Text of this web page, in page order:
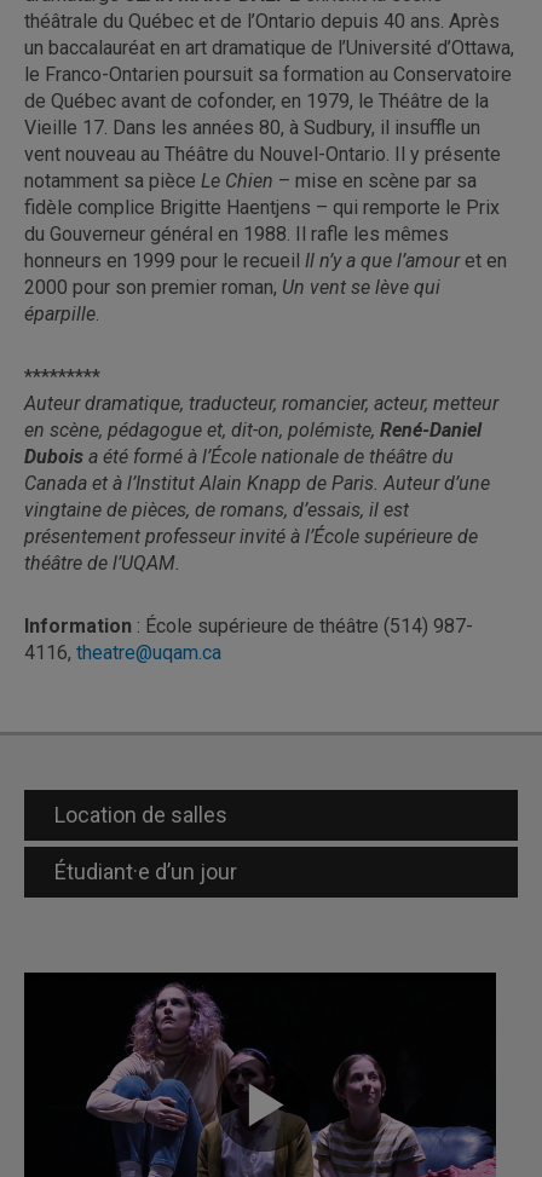
théâtrale du Québec et de l’Ontario depuis 40 ans. Après
un baccalauréat en art dramatique de l’Université d’Ottawa,
le Franco-Ontarien poursuit sa formation au Conservatoire
de Québec avant de cofonder, en 1979, le Théâtre de la
Vieille 17. Dans les années 80, à Sudbury, il insuffle un
vent nouveau au Théâtre du Nouvel-Ontario. Il y présente
notamment sa pièce Le Chien – mise en scène par sa
fidèle complice Brigitte Haentjens – qui remporte le Prix
du Gouverneur général en 1988. Il rafle les mêmes
honneurs en 1999 pour le recueil Il n’y a que l’amouret en
2000 pour son premier roman, Un vent se lève qui
éparpille.
*********
Auteur dramatique, traducteur, romancier, acteur, metteur
en scène, pédagogue et, dit-on, polémiste, René-Daniel
Dubois a été formé à l’École nationale de théâtre du
Canada et à l’Institut Alain Knapp de Paris. Auteur d’une
vingtaine de pièces, de romans, d’essais, il est
présentement professeur invité à l’École supérieure de
théâtre de l’UQAM.
Information : École supérieure de théâtre (514) 987-
4116, theatre@uqam.ca
Location de salles
Étudiant·e d’un jour